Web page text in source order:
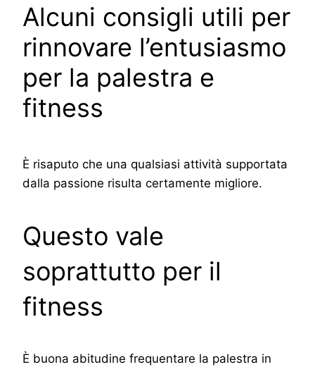
Alcuni consigli utili per
rinnovare l’entusiasmo
per la palestra e
fitness
È risaputo che una qualsiasi attività supportata
dalla passione risulta certamente migliore.
Questo vale
soprattutto per il
fitness
È buona abitudine frequentare la palestra in